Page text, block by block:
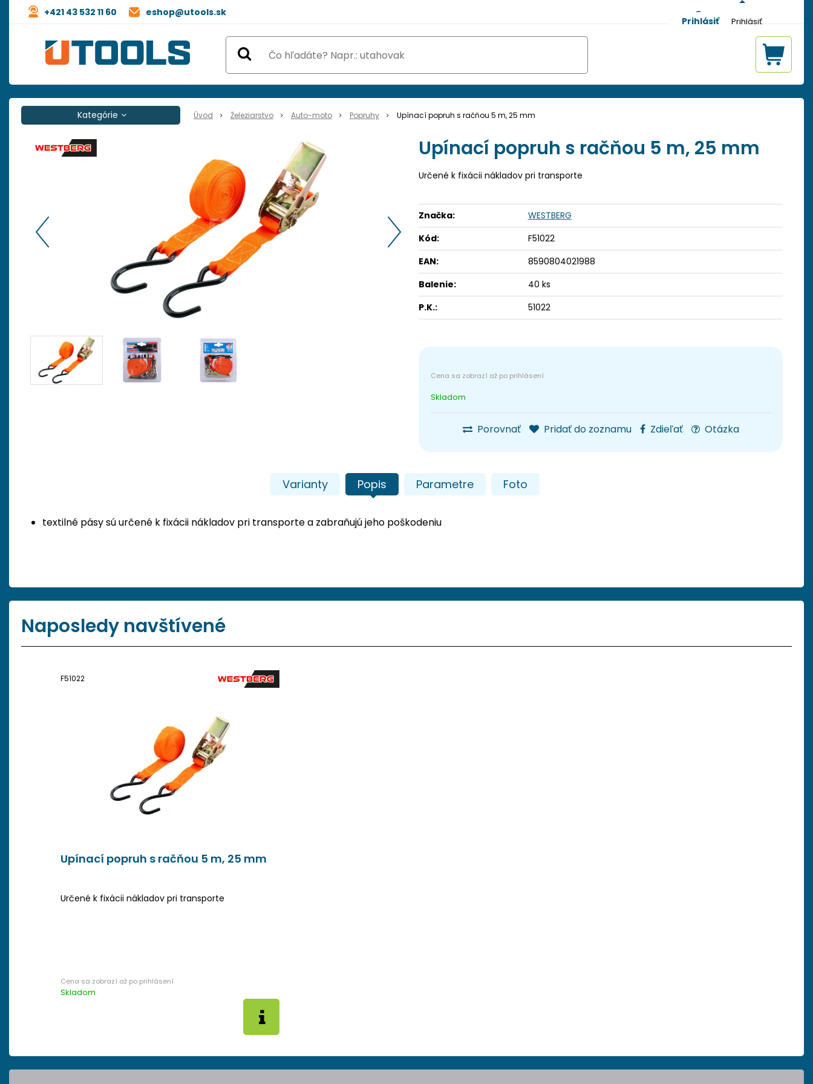
eshop@utools.sk
+421 43 532 11 60
Prihlásiť
Úvod Železiarstvo Auto-moto Popruhy Upínací popruh s račňou 5 m, 25 mm
Skladom
Porovnať Pridať do zoznamu Zdieľať Otázka
Upínací popruh s račňou 5 m, 25 mm
Určené k fixácii nákladov pri transporte
Značka:
WESTBERG
Kód:
F51022
EAN:
8590804021988
Balenie:
40 ks
P.K.:
51022
Varianty Popis Parametre Foto
textilné pásy sú určené k fixácii nákladov pri transporte a zabraňujú jeho poškodeniu
Kategórie
Naposledy navštívené
F51022
Upínací popruh s račňou 5 m, 25 mm
Určené k fixácii nákladov pri transporte
Skladom